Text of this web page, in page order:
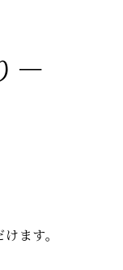
－
ます。